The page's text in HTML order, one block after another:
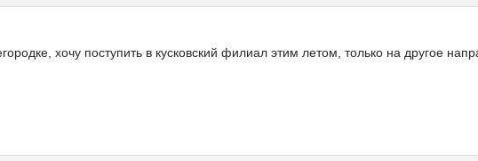
хочу поступить в кусковский филиал этим летом, только на другое